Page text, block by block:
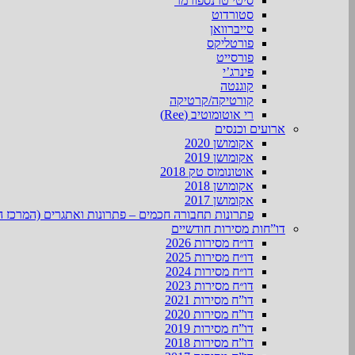
סטורדוט
סייברוואן
פורטליקס
פורסייט
פינרג’י
קוגנטה
קורטיקה/קרטיקה
רי אוטומוטיב (Ree)
ארועים וכנסים
אקומושן 2020
אקומושן 2019
אוטונומוס טק 2018
אקומושן 2018
אקומושן 2017
פתרונות תחבורה חכמים – פתרונות ואתגרים (המרכז
דו”חות מסירות חודשיים
דו״ח מסירות 2026
דו״ח מסירות 2025
דו״ח מסירות 2024
דו״ח מסירות 2023
דו”ח מסירות 2021
דו”ח מסירות 2020
דו”ח מסירות 2019
דו”ח מסירות 2018